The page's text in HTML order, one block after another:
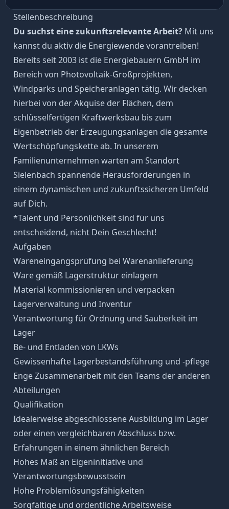
Stellenbeschreibung
Du suchst eine zukunftsrelevante Arbeit?Mit uns
kannst du aktiv die Energiewende vorantreiben!
Bereits seit 2003 ist die Energiebauern GmbH im
Bereich von Photovoltaik-Großprojekten,
Windparks und Speicheranlagen tätig. Wir decken
hierbei von der Akquise der Flächen, dem
schlüsselfertigen Kraftwerksbau bis zum
Eigenbetrieb der Erzeugungsanlagen die gesamte
Wertschöpfungskette ab. In unserem
Familienunternehmen warten am Standort
Sielenbach spannende Herausforderungen in
einem dynamischen und zukunftssicheren Umfeld
auf Dich.
*Talent und Persönlichkeit sind für uns
entscheidend, nicht Dein Geschlecht!
Aufgaben
Wareneingangsprüfung bei Warenanlieferung
Ware gemäß Lagerstruktur einlagern
Material kommissionieren und verpacken
Lagerverwaltung und Inventur
Verantwortung für Ordnung und Sauberkeit im
Lager
Be- und Entladen von LKWs
Gewissenhafte Lagerbestandsführung und -pflege
Enge Zusammenarbeit mit den Teams der anderen
Abteilungen
Qualifikation
Idealerweise abgeschlossene Ausbildung im Lager
oder einen vergleichbaren Abschluss bzw.
Erfahrungen in einem ähnlichen Bereich
Hohes Maß an Eigeninitiative und
Verantwortungsbewusstsein
Hohe Problemlösungsfähigkeiten
Sorgfältige und ordentliche Arbeitsweise